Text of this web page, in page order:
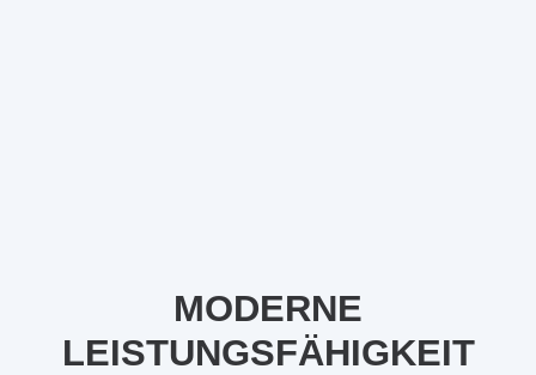
MODERNE
LEISTUNGSFÄHIGKEIT